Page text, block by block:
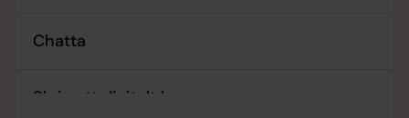
Chatta
Skriv ett digitalt brev